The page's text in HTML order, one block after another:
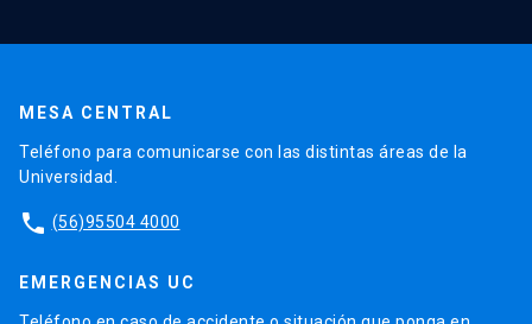
MESA CENTRAL
Teléfono para comunicarse con las distintas áreas de la
Universidad.
phone (56)95504 4000
EMERGENCIAS UC